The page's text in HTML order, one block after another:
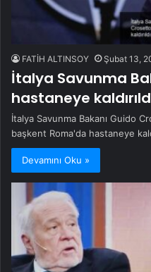
FATİH ALTINSOY Şubat 13,
İtalya Savunma
hastaneye
İtalya Savunma Bakanı Guido
başkent Roma'da hastaneye
Devamını Oku »